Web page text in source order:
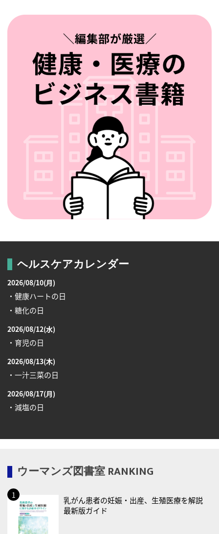
ヘルスケアカレンダー
2026/08/10(月)
・健康ハートの日
・糖化の日
2026/08/12(水)
・育児の日
2026/08/13(木)
・一汁三菜の日
2026/08/17(月)
・減塩の日
・防犯の日
・世界人道デー
2026/08/21(金)
・治療アプリの日
ウーマンズ図書室 RANKING
乳がん患者の妊娠・出産、生殖医療を解説
最新版ガイド